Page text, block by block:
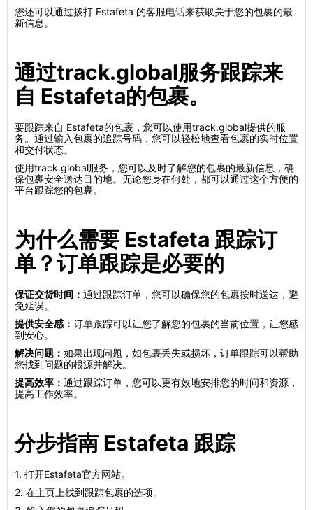
您还可以通过拨打 Estafeta 的客服电话来获取关于您的包裹的最
新信息。
通过track.global服务跟踪来
自 Estafeta的包裹。
要跟踪来自 Estafeta的包裹，您可以使用track.global提供的服
务。通过输入包裹的追踪号码，您可以轻松地查看包裹的实时位置
和交付状态。
使用track.global服务，您可以及时了解您的包裹的最新信息，确
保包裹安全送达目的地。无论您身在何处，都可以通过这个方便的
平台跟踪您的包裹。
为什么需要 Estafeta 跟踪订
单？订单跟踪是必要的
保证交货时间： 通过跟踪订单，您可以确保您的包裹按时送达，避
免延误。
提供安全感： 订单跟踪可以让您了解您的包裹的当前位置，让您感
到安心。
解决问题： 如果出现问题，如包裹丢失或损坏，订单跟踪可以帮助
您找到问题的根源并解决。
提高效率： 通过跟踪订单，您可以更有效地安排您的时间和资源，
提高工作效率。
分步指南 Estafeta 跟踪
1. 打开Estafeta官方网站。
2. 在主页上找到跟踪包裹的选项。